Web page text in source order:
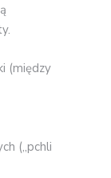
(między
(„pchli